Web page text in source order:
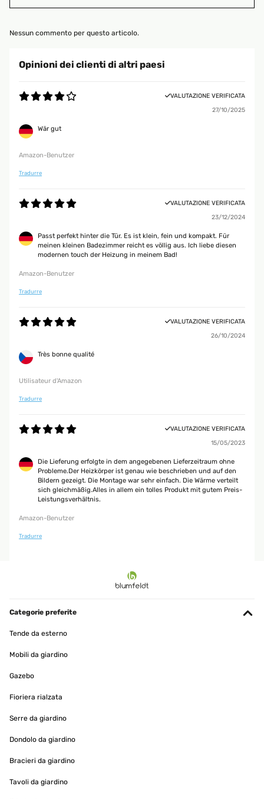
Nessun commento per questo articolo.
Opinioni dei clienti di altri paesi
VALUTAZIONE VERIFICATA
27/10/2025
Wär gut
Amazon-Benutzer
Tradurre
VALUTAZIONE VERIFICATA
23/12/2024
Passt perfekt hinter die Tür. Es ist klein, fein und kompakt. Für
meinen kleinen Badezimmer reicht es völlig aus. Ich liebe diesen
modernen touch der Heizung in meinem Bad!
Amazon-Benutzer
Tradurre
VALUTAZIONE VERIFICATA
26/10/2024
Très bonne qualité
Utilisateur d'Amazon
Tradurre
VALUTAZIONE VERIFICATA
15/05/2023
Die Lieferung erfolgte in dem angegebenen Lieferzeitraum ohne
Probleme.Der Heizkörper ist genau wie beschrieben und auf den
Bildern gezeigt. Die Montage war sehr einfach. Die Wärme verteilt
sich gleichmäßig.Alles in allem ein tolles Produkt mit gutem Preis-
Leistungsverhältnis.
Amazon-Benutzer
Tradurre
Categorie preferite
Tende da esterno
Mobili da giardino
Gazebo
Fioriera rialzata
Serre da giardino
Dondolo da giardino
Bracieri da giardino
Tavoli da giardino